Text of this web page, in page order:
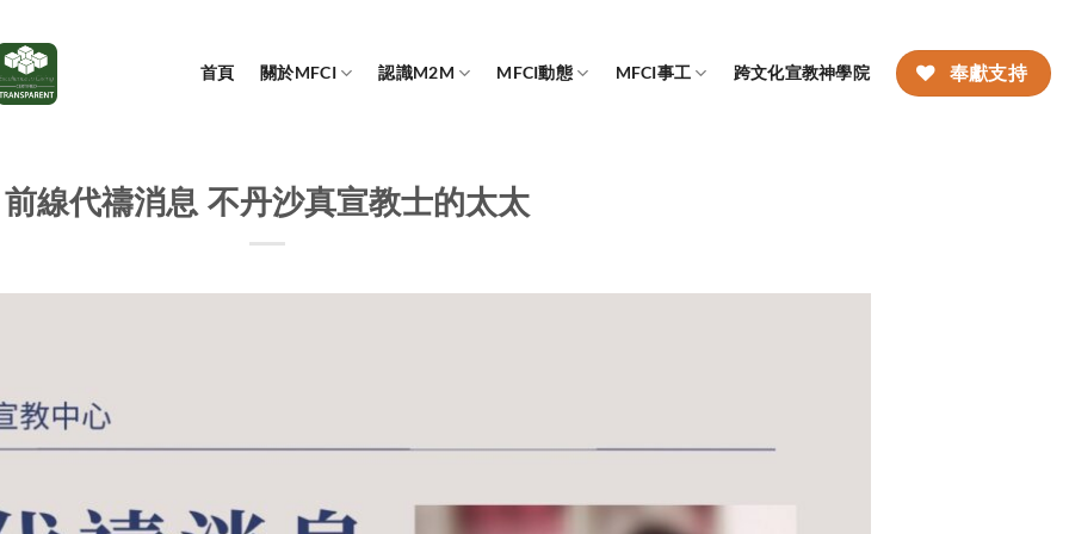
首頁 關於MFCI 認識M2M MFCI動態 MFCI事工 跨文化宣教神學院 奉獻支持
前線代禱消息 不丹沙真宣教士的太太